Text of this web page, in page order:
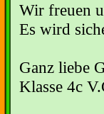
Wir freuen
Es wird
Ganz liebe
Klasse 4c